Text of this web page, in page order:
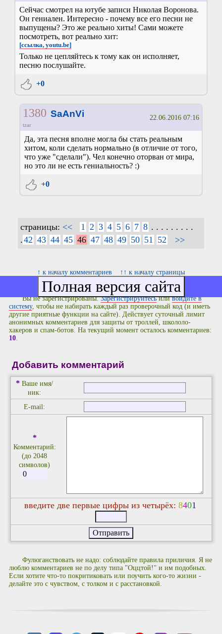
Сейчас смотрел на ютубе записи Николая Воронова.
Он гениален. Интересно - почему все его песни не
выпущены? Это же реально хиты! Сами можете
посмотреть, вот реально хит:
[ссылка, youtu.be]
Только не цепляйтесь к тому как он исполняет,
песню послушайте.
+0
1380 SaAnVi
tzar
22.06.2016 07:16
Да, эта песня вполне могла бы стать реальным
хитом, коли сделать нормально (в отличие от того,
что уже "сделали"). Чел конечно оторван от мира,
но это ли не есть гениальность? :)
+0
страницы: << 1 2 3 4 5 6 7 8 . . . . . . . . .
.42 43 44 45 46 47 48 49 50 51 52 >>
↑ к началу комментариев ↑↑ к началу страницы
Вы не зарегистрированы.Зарегистрируйтесьиливойдите в
систему, чтобы не набирать каждый раз проверочный код (и иметь
другие приятные функции на сайте). Действует суточный лимит
анонимных комментариев для защиты от троллей, школоло-
хакеров и спам-ботов. На текущий момент осталось комментариев:
10.
Добавить комментарий
* Ваше имя/
ник:
E-mail:
*
Комментарий:
(до 2048
символов)
введите две первые цифры из четырёх: 8401
Фулюганствовать не надо: соблюдайте правила приличия. Я не
люблю комментариев не по делу типа "Оццтой!" и им подобных.
Если хотите что-то покритиковать или поучить кого-то жизни -
делайте это с чувством, с толком и с расстановкой.